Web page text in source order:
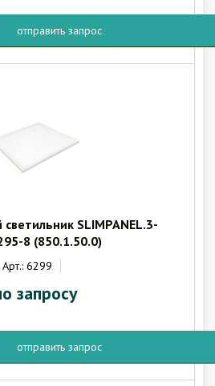
отправить запрос
SLIMPANEL.3-
8 (850.1.50.0)
Арт.: 6299
запросу
отправить запрос